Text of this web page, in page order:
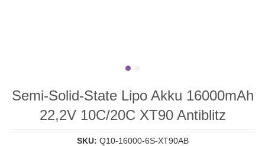
Semi-Solid-State Lipo Akku 16000mAh
22,2V 10C/20C XT90 Antiblitz
SKU: Q10-16000-6S-XT90AB